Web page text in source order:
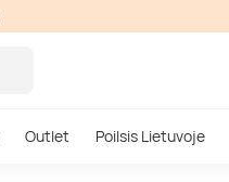
Outlet Poilsis Lietuvoje